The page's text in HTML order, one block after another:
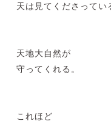
天は見てくださってい
天地大自然が
守ってくれる。
これほど